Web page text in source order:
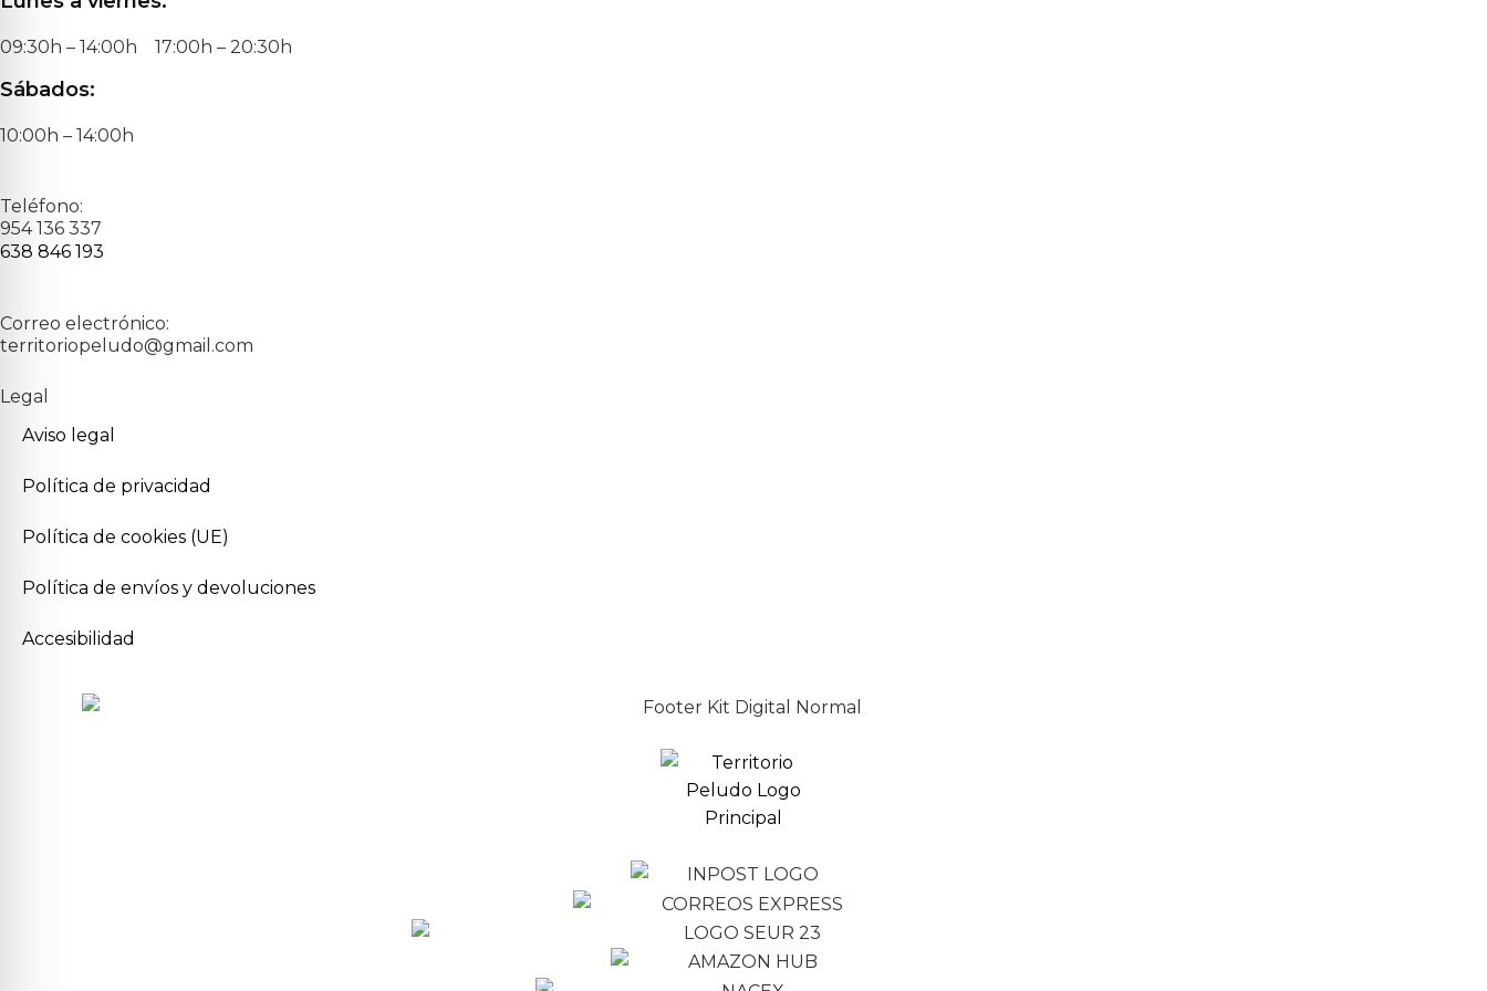
09:30h – 14:00h 17:00h – 20:30h
Sábados:
10:00h – 14:00h
Teléfono:
954 136 337
638 846 193
Correo electrónico:
territoriopeludo@gmail.com
Legal
Aviso legal
Política de privacidad
Política de cookies (UE)
Política de envíos y devoluciones
Accesibilidad